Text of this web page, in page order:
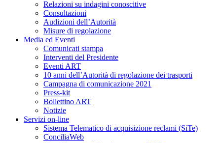
Relazioni su indagini conoscitive
Consultazioni
Audizioni dell’Autorità
Misure di regolazione
Media ed Eventi
Comunicati stampa
Interventi del Presidente
Eventi ART
10 anni dell’Autorità di regolazione dei trasporti
Campagna di comunicazione 2021
Press-kit
Bollettino ART
Notizie
Servizi on-line
Sistema Telematico di acquisizione reclami (SiTe)
ConciliaWeb